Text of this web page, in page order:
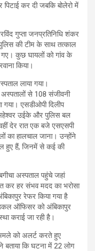
कर दी जबकि बोलेरो में
गुप्ता जनप्रतिनिधि शंकर
की टीम के साथ तत्काल
कुछ घायलों को गांव के
किया।
लाया गया।
से 108 संजीवनी
गया। एसडीओपी दिलीप
महेश्वर उईके और पुलिस बल
देर रात एक बजे एसएसपी
का हालचाल जाना। उन्होंने
हुए हैं, जिनमें से कई की
अस्पताल पहुंचे जहां
कर हर संभव मदद का भरोसा
रेफर किया गया है
ऑफिसर को अंबिकापुर
कराई जा रही है।
को अलर्ट करते हुए
बताया कि घटना में 22 लोग